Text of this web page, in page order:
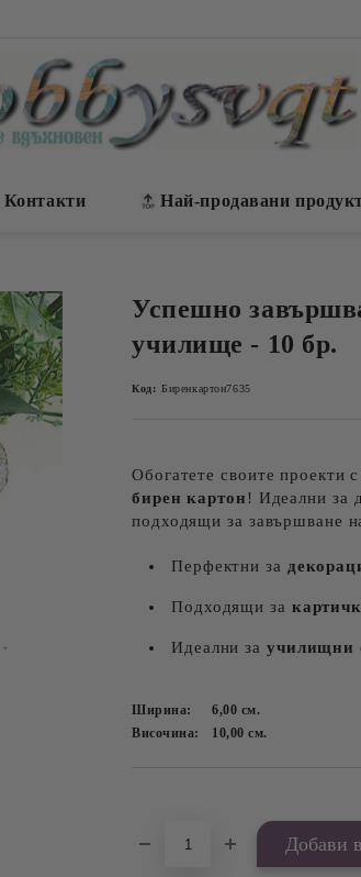
Контакти Най-продавани
Успешно
училище - 10 бр.
Код: Биренкартон7635
Обогатете своите проекти
бирен картон! Идеални за
подходящи за завършване
Перфектни за
Подходящи за
Идеални за училищни
Ширина: 6,00 см.
Височина:
10,00см.